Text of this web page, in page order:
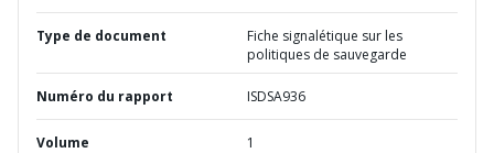
Type de document
Fiche signalétique sur les
politiques de sauvegarde
Numéro du rapport ISDSA936
Volume 1